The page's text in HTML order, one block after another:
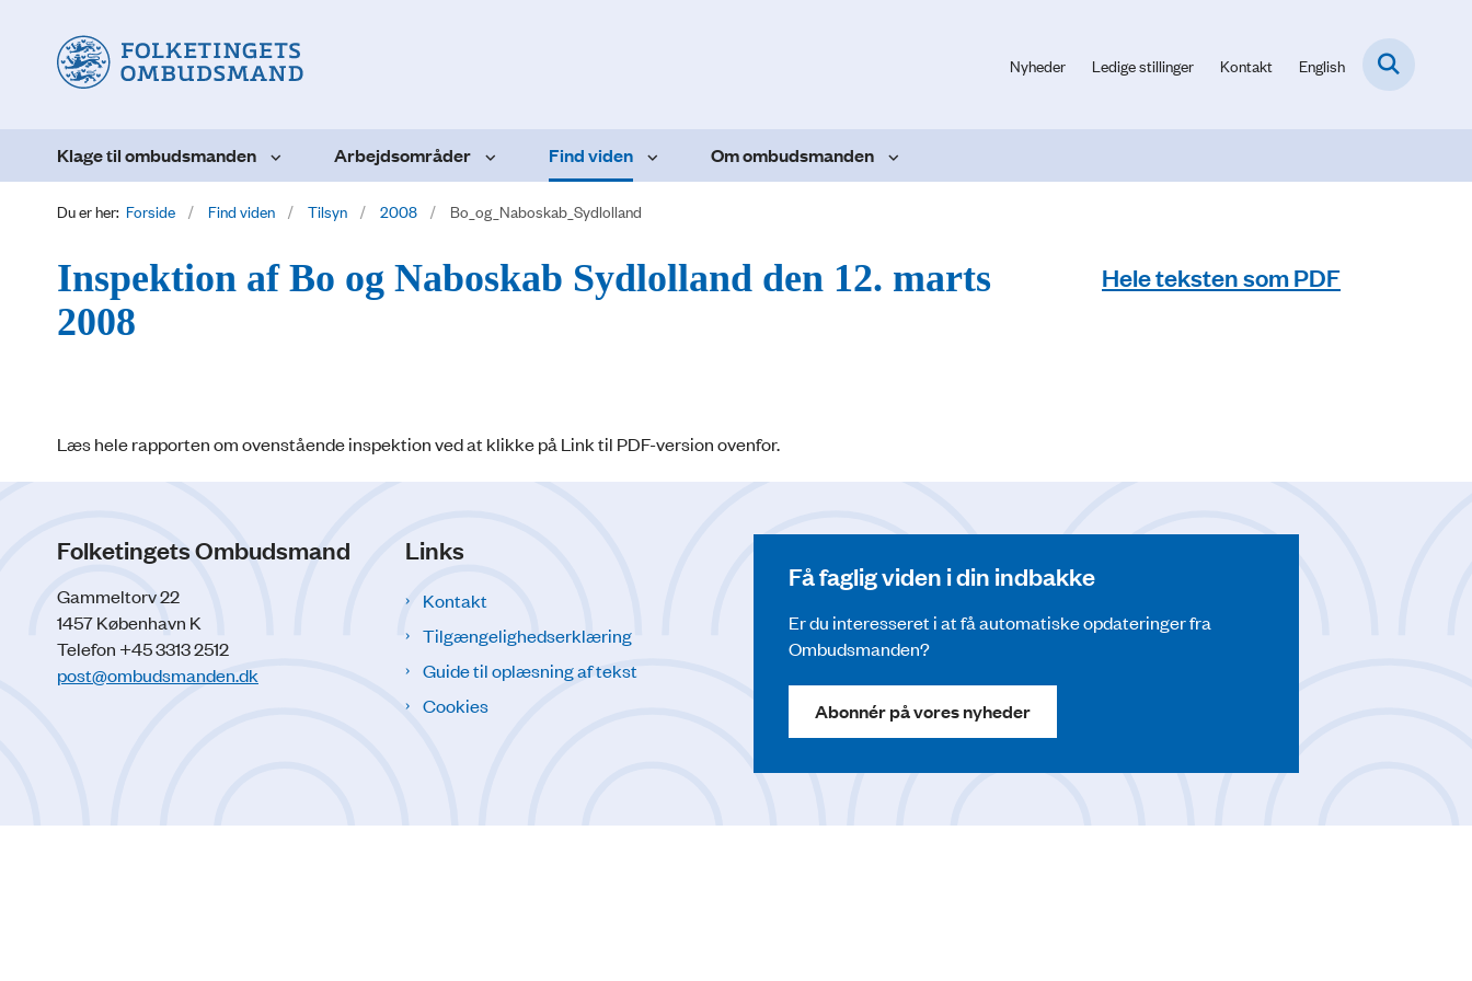
Nyheder Ledige stillinger Kontakt English
Klage til ombudsmanden Arbejdsområder Find viden Om ombudsmanden
Du er her: Forside Find viden Tilsyn 2008 Bo_og_Naboskab_Sydlolland
Inspektion af Bo og Naboskab Sydlolland den 12. marts
2008
Læs hele rapporten om ovenstående inspektion ved at klikke på Link til PDF-version ovenfor.
Hele teksten som PDF
Folketingets Ombudsmand
Gammeltorv 22
1457 København K
Telefon +45 3313 2512
post@ombudsmanden.dk
Links
Kontakt
Tilgængelighedserklæring
Guide til oplæsning af tekst
Cookies
Få faglig viden i din indbakke
Er du interesseret i at få automatiske opdateringer fra
Ombudsmanden?
Abonnér på vores nyheder